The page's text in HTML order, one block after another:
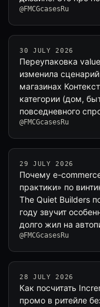
@FMCGcasesRu
30 JULY 2026
Переупаковка
изменила
магазинах
категории (дом,
повседневного
@FMCGcasesRu
29 JULY 2026
Почему e-
практики» по
The Quiet Builders
году звучит
долго жил на
@FMCGcasesRu
28 JULY 2026
Как посчитать
промо в ритейле